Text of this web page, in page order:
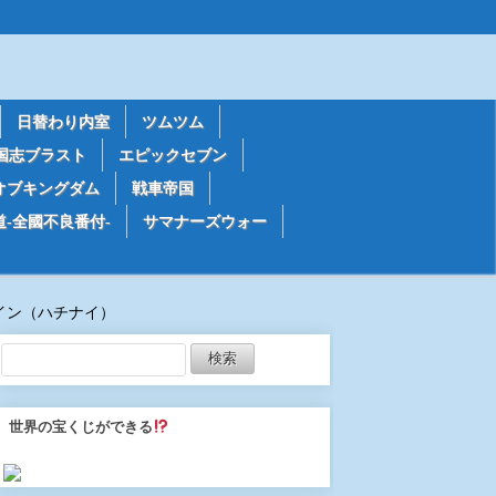
日替わり内室
ツムツム
志ブラスト
エピックセブン
ブキングダム
戦車帝国
-全國不良番付-
サマナーズウォー
（ハチナイ）
世界の宝くじができる